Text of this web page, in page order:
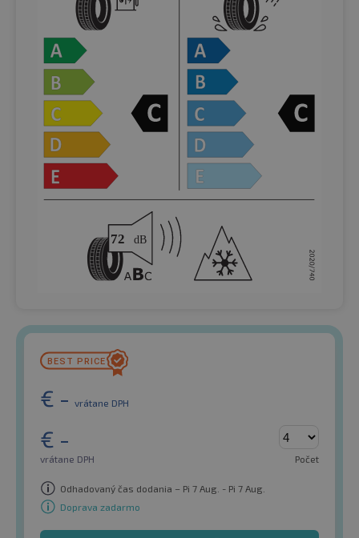
€ - vrátane DPH
€ -
vrátane DPH Počet
Odhadovaný čas dodania – Pi 7 Aug. - Pi 7 Aug.
Doprava zadarmo